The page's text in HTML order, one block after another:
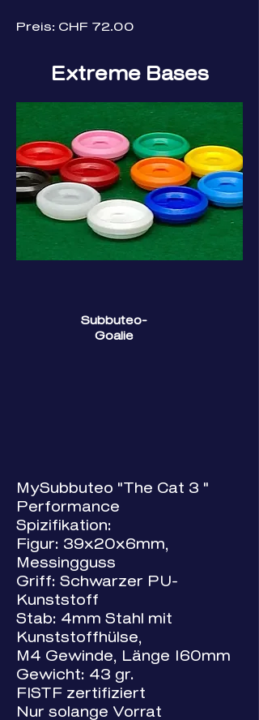
Preis: CHF 72.00
Extreme Bases
Subbuteo-
Goalie
MySubbuteo "The Cat 3 "
Performance
Spizifikation:
Figur: 39x20x6mm,
Messingguss
Griff: Schwarzer PU-
Kunststoff
Stab: 4mm Stahl mit
Kunststoffhülse,
M4 Gewinde, Länge 160mm
Gewicht: 43 gr.
FISTF zertifiziert
Nur solange Vorrat